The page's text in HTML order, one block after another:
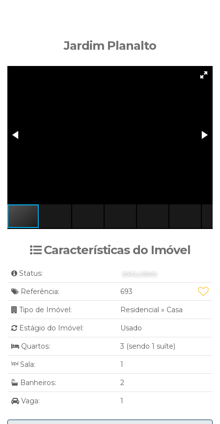
Jardim Planalto
Características do Imóvel
Status: EXCLUSIVO
Referência: 693
Tipo de Imóvel: Residencial » Casa
Estágio do Imóvel: Usado
Quartos: 3 (sendo 1 suíte)
Sala: 1
Banheiros: 2
Vaga: 1